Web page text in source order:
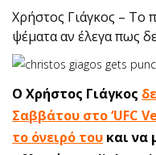
Χρήστος Γιάγκος – Το
ψέματα αν έλεγα πως
O Χρήστος Γιάγκος
Σαββάτου στο ‘UFC
το όνειρό του και να